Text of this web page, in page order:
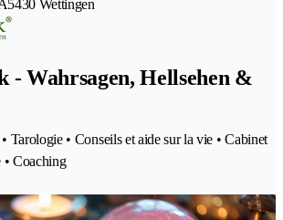
5430 Wettingen
- Wahrsagen, Hellsehen &
Tarologie • Conseils et aide sur la vie • Cabinet
• Coaching